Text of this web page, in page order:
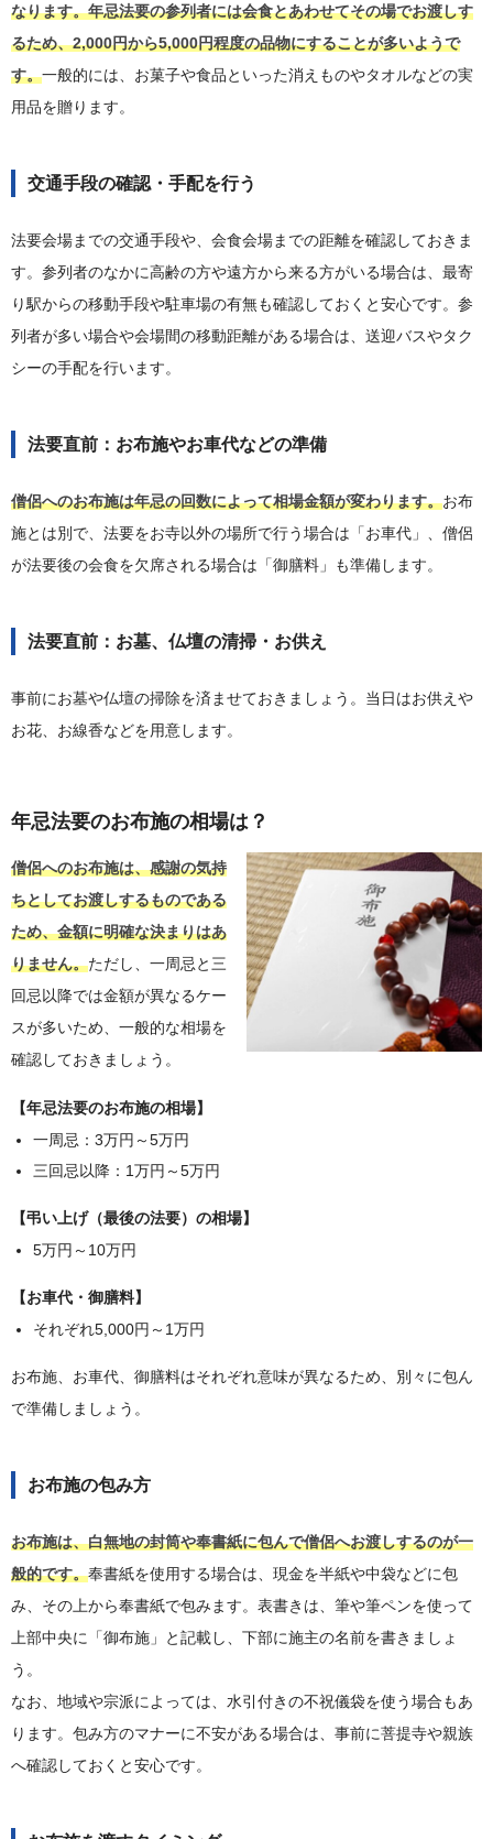
なります。年忌法要の参列者には会食とあわせてその場でお渡しす
るため、2,000円から5,000円程度の品物にすることが多いようで
す。一般的には、お菓子や食品といった消えものやタオルなどの実
用品を贈ります。
交通手段の確認・手配を行う
法要会場までの交通手段や、会食会場までの距離を確認しておきま
す。参列者のなかに高齢の方や遠方から来る方がいる場合は、最寄
り駅からの移動手段や駐車場の有無も確認しておくと安心です。参
列者が多い場合や会場間の移動距離がある場合は、送迎バスやタク
シーの手配を行います。
法要直前：お布施やお車代などの準備
僧侶へのお布施は年忌の回数によって相場金額が変わります。お布
施とは別で、法要をお寺以外の場所で行う場合は「お車代」、僧侶
が法要後の会食を欠席される場合は「御膳料」も準備します。
法要直前：お墓、仏壇の清掃・お供え
事前にお墓や仏壇の掃除を済ませておきましょう。当日はお供えや
お花、お線香などを用意します。
年忌法要のお布施の相場は？
僧侶へのお布施は、感謝の気持
ちとしてお渡しするものである
ため、金額に明確な決まりはあ
りません。ただし、一周忌と三
回忌以降では金額が異なるケー
スが多いため、一般的な相場を
確認しておきましょう。
【年忌法要のお布施の相場】
一周忌：3万円～5万円
三回忌以降：1万円～5万円
【弔い上げ（最後の法要）の相場】
5万円～10万円
【お車代・御膳料】
それぞれ5,000円～1万円
お布施、お車代、御膳料はそれぞれ意味が異なるため、別々に包ん
で準備しましょう。
お布施の包み方
お布施は、白無地の封筒や奉書紙に包んで僧侶へお渡しするのが一
般的です。奉書紙を使用する場合は、現金を半紙や中袋などに包
み、その上から奉書紙で包みます。表書きは、筆や筆ペンを使って
上部中央に「御布施」と記載し、下部に施主の名前を書きましょ
う。
なお、地域や宗派によっては、水引付きの不祝儀袋を使う場合もあ
ります。包み方のマナーに不安がある場合は、事前に菩提寺や親族
へ確認しておくと安心です。